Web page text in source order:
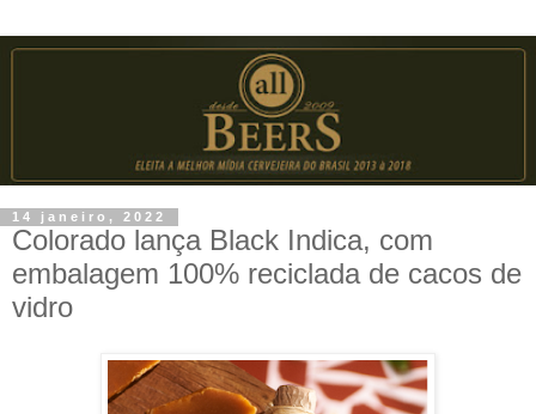
14 janeiro, 2022
Colorado lança Black Indica, com
embalagem 100% reciclada de cacos de
vidro